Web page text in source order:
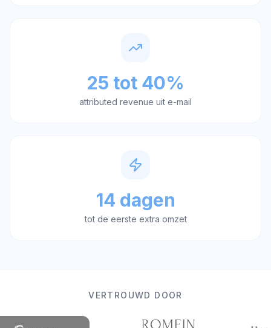
25 tot 40%
attributed revenue uit e-mail
14 dagen
tot de eerste extra omzet
VERTROUWD DOOR